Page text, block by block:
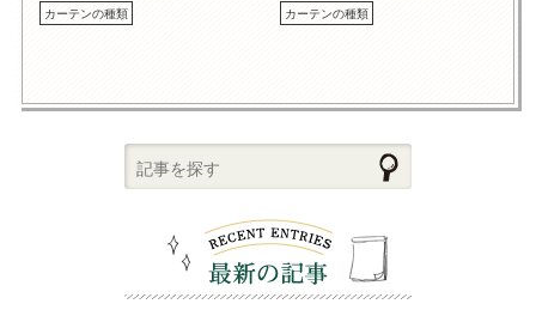
カーテンの種類 カーテンの種類